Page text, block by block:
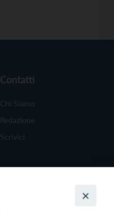
Contatti
Chi Siamo
Redazione
Scrivici